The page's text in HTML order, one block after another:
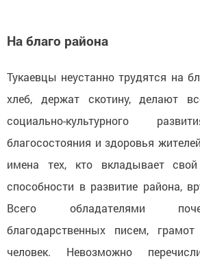
На благо района
Тукаевцы неустанно трудятся на
хлеб, держат скотину, делают
социально-культурного
благосостояния и здоровья
имена тех, кто вкладывает свой
способности в развитие района,
Всего обладателями
благодарственных писем,
человек. Невозможно